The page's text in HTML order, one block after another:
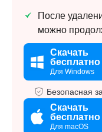
После
можно
Скачать
бесплатно
Для Windows
Безопасная
Скачать
бесплатно
Для macOS